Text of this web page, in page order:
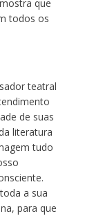
que
todos os
teatral
de suas
literatura
tudo
a sua
para que